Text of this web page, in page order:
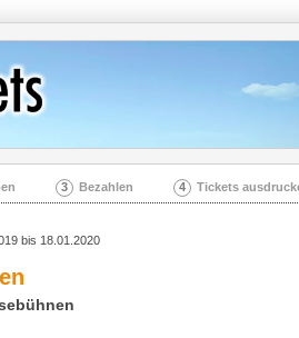
3 Bezahlen 4 Tickets
bis 18.01.2020